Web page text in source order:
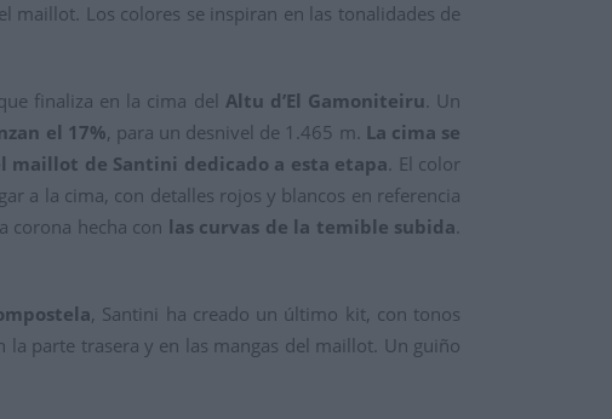
maillot. Los colores se inspiran en las tonalidades de
finaliza en la cima del Altu d’El Gamoniteiru. Un
el 17%, para un desnivel de 1.465 m. La cima se
maillot de Santini dedicado a esta etapa. El color
a la cima, con detalles rojos y blancos en referencia
corona hecha con las curvas de la temible subida.
, Santini ha creado un último kit, con tonos
la parte trasera y en las mangas del maillot. Un guiño